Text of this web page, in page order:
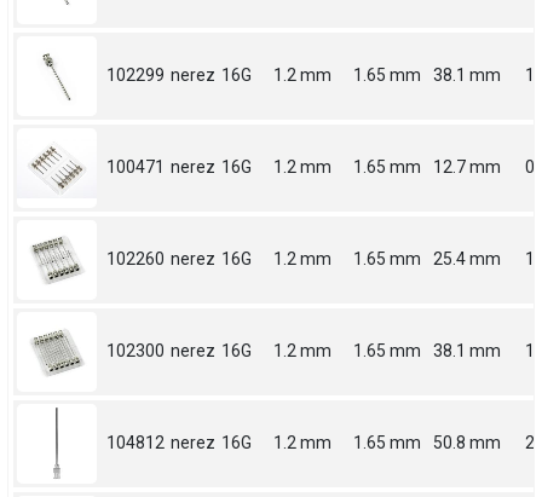
102299 nerez 16G 1.2 mm 1.65 mm 38.1 mm
100471 nerez 16G 1.2 mm 1.65 mm 12.7 mm
102260 nerez 16G 1.2 mm 1.65 mm 25.4 mm 1
102300 nerez 16G 1.2 mm 1.65 mm 38.1 mm
104812 nerez 16G 1.2 mm 1.65 mm 50.8 mm 2